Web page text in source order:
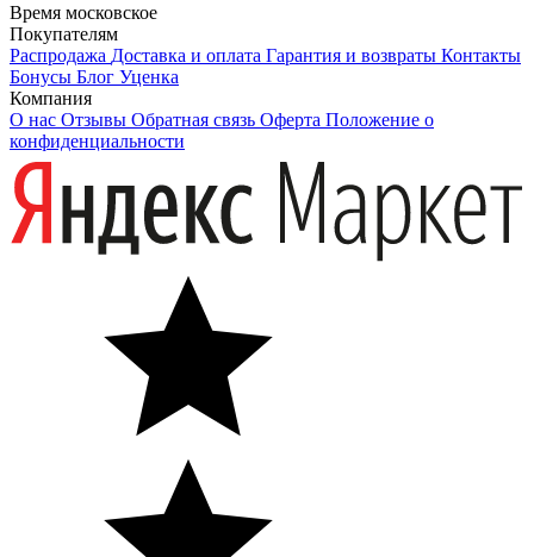
Время московское
Покупателям
Распродажа Доставка и оплата Гарантия и возвраты Контакты
Бонусы Блог Уценка
Компания
О нас Отзывы Обратная связь Оферта Положение о
конфиденциальности